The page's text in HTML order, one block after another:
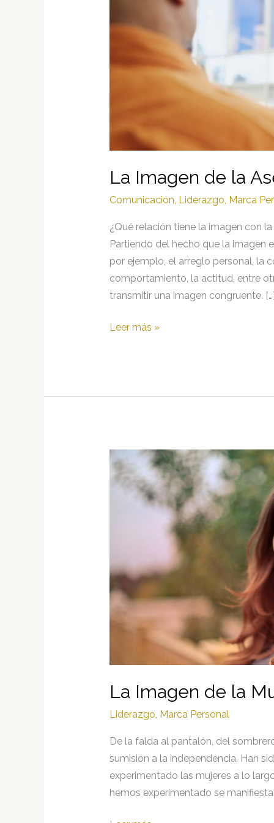
La Imagen de la
Comunicación, Liderazgo, Marca
¿Qué relación tiene la imagen con
Partiendo del hecho que la imagen
por ejemplo, el arreglo personal, la
comportamiento, la actitud, entre
transmitir una imagen congruente. […]
La
Asertividad
Leer más »
La Imagen de la
Liderazgo, Marca Personal
De la falda al pantalón, del
sumisión a la independencia. Han
experimentado las mujeres a lo
hemos experimentado se